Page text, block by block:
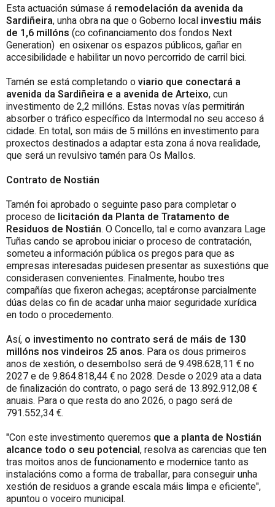
Esta actuación súmase á remodelación da avenida da
Sardiñeira, unha obra na que o Goberno local investiu máis
de 1,6 millóns (co cofinanciamento dos fondos Next
Generation) en osixenar os espazos públicos, gañar en
accesibilidade e habilitar un novo percorrido de carril bici.
Tamén se está completando oviario que conectará a
avenida da Sardiñeira e a avenida de Arteixo, cun
investimento de 2,2 millóns. Estas novas vías permitirán
absorber o tráfico específico da Intermodal no seu acceso á
cidade. En total, son máis de 5 millóns en investimento para
proxectos destinados a adaptar esta zona á nova realidade,
que será un revulsivo tamén para Os Mallos.
Contrato de Nostián
Tamén foi aprobado o seguinte paso para completar o
proceso de licitación da Planta de Tratamento de
Residuos de Nostián. O Concello, tal e como avanzara Lage
Tuñas cando se aprobou iniciar o proceso de contratación,
someteu a información pública os pregos para que as
empresas interesadas puidesen presentar as suxestións que
considerasen convenientes. Finalmente, houbo tres
compañías que fixeron achegas; aceptáronse parcialmente
dúas delas co fin de acadar unha maior seguridade xurídica
en todo o procedemento.
Así, o investimento no contrato será de máis de 130
millóns nos vindeiros 25 anos. Para os dous primeiros
anos de xestión, o desembolso será de 9.498.628,11 € no
2027 e de 9.864.818,44 € no 2028. Desde o 2029 ata a data
de finalización do contrato, o pago será de 13.892.912,08 €
anuais. Para o que resta do ano 2026, o pago será de
791.552,34 €.
"Con este investimento queremos que a planta de Nostián
alcance todo o seu potencial, resolva as carencias que ten
tras moitos anos de funcionamento e modernice tanto as
instalacións como a forma de traballar, para conseguir unha
xestión de residuos a grande escala máis limpa e eficiente",
apuntou o voceiro municipal.